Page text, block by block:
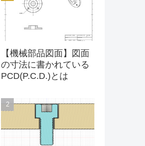
【機械部品図面】図面
の寸法に書かれている
PCD(P.C.D.)とは